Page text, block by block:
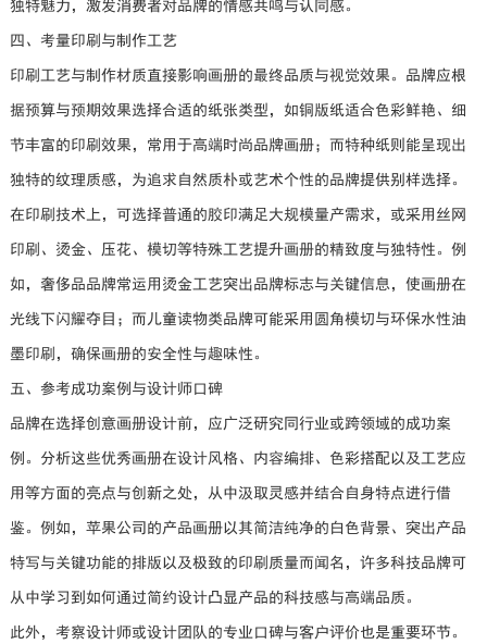
独特魅力，激发消费者对品牌的情感共鸣与认同感。
四、考量印刷与制作工艺
印刷工艺与制作材质直接影响画册的最终品质与视觉效果。品牌应根
据预算与预期效果选择合适的纸张类型，如铜版纸适合色彩鲜艳、细
节丰富的印刷效果，常用于高端时尚品牌画册；而特种纸则能呈现出
独特的纹理质感，为追求自然质朴或艺术个性的品牌提供别样选择。
在印刷技术上，可选择普通的胶印满足大规模量产需求，或采用丝网
印刷、烫金、压花、模切等特殊工艺提升画册的精致度与独特性。例
如，奢侈品品牌常运用烫金工艺突出品牌标志与关键信息，使画册在
光线下闪耀夺目；而儿童读物类品牌可能采用圆角模切与环保水性油
墨印刷，确保画册的安全性与趣味性。
五、参考成功案例与设计师口碑
品牌在选择创意画册设计前，应广泛研究同行业或跨领域的成功案
例。分析这些优秀画册在设计风格、内容编排、色彩搭配以及工艺应
用等方面的亮点与创新之处，从中汲取灵感并结合自身特点进行借
鉴。例如，苹果公司的产品画册以其简洁纯净的白色背景、突出产品
特写与关键功能的排版以及极致的印刷质量而闻名，许多科技品牌可
从中学习到如何通过简约设计凸显产品的科技感与高端品质。
此外，考察设计师或设计团队的专业口碑与客户评价也是重要环节。